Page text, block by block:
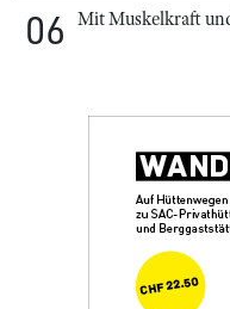
06 Mit Muskelkraft